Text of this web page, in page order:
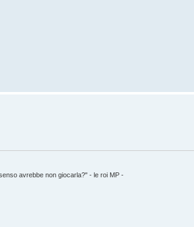
avrebbe non giocarla?" - le roi MP -